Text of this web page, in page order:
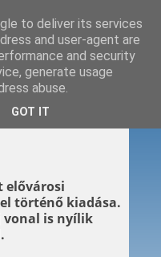
északon
elővárosi
történő kiadása.
vonal is nyílik
to deliver its services
and user-agent are
and security
generate usage
abuse.
GOT IT